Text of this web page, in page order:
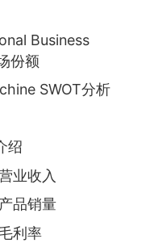
Business
份额
SWOT分析
绍
业收入
品销量
利率